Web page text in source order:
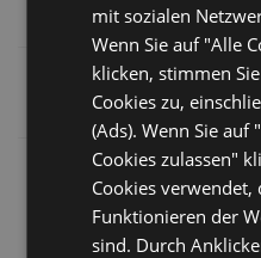
8,9
mit sozialen
Wenn Sie auf "Alle
klicken, stimmen
Cookies zu,
(Ads). Wenn Sie auf
Cookies zulassen"
Cookies verwendet,
Funktionieren der
sind. Durch